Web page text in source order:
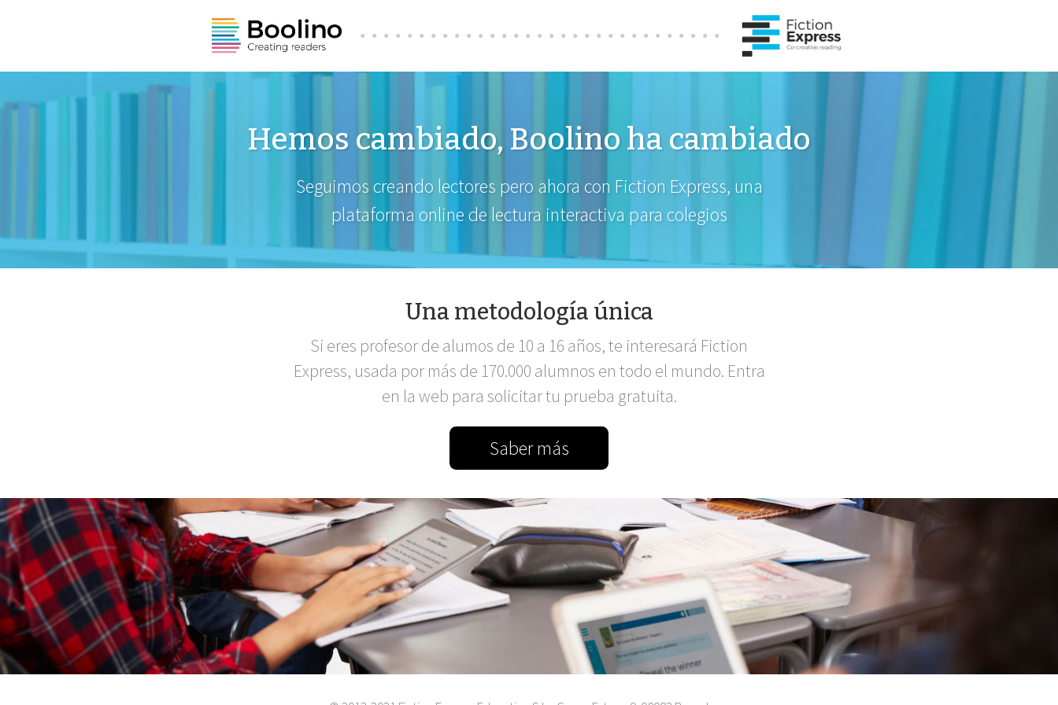
Hemos cambiado, Boolino ha cambiado
Seguimos creando lectores pero ahora con Fiction Express, una
plataforma online de lectura interactiva para colegios
Una metodología única
Si eres profesor de alumos de 10 a 16 años, te interesará Fiction
Express, usada por más de 170.000 alumnos en todo el mundo. Entra
en la web para solicitar tu prueba gratuita.
Saber más